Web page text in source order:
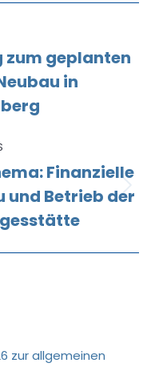
zum geplanten
in
Finanzielle
und Betrieb der
zur allgemeinen